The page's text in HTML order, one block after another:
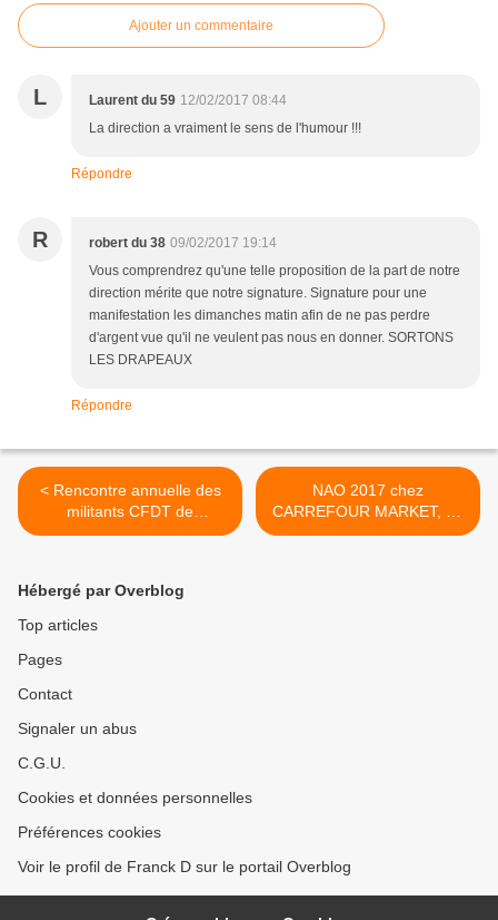
Ajouter un commentaire
L Laurent du 59 12/02/2017 08:44
La direction a vraiment le sens de l'humour !!!
Répondre
R robert du 38 09/02/2017 19:14
Vous comprendrez qu'une telle proposition de la part de notre
direction mérite que notre signature. Signature pour une
manifestation les dimanches matin afin de ne pas perdre
d'argent vue qu'il ne veulent pas nous en donner. SORTONS
LES DRAPEAUX
Répondre
< Rencontre annuelle des
militants CFDT de
Carrefour Market
NAO 2017 chez
CARREFOUR MARKET, La
CFDT ne signera pas ! >
Hébergé par Overblog
Top articles
Pages
Contact
Signaler un abus
C.G.U.
Cookies et données personnelles
Préférences cookies
Voir le profil de Franck D sur le portail Overblog